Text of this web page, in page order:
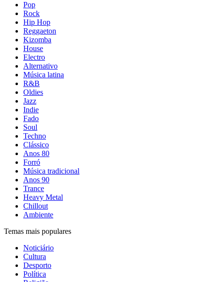
Pop
Rock
Hip Hop
Reggaeton
Kizomba
House
Electro
Alternativo
Música latina
R&B
Oldies
Jazz
Indie
Fado
Soul
Techno
Clássico
Anos 80
Forró
Música tradicional
Anos 90
Trance
Heavy Metal
Chillout
Ambiente
Temas mais populares
Noticiário
Cultura
Desporto
Política